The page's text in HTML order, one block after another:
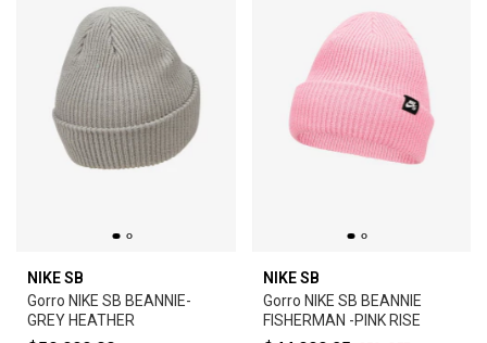
NIKE SB
Gorro NIKE SB BEANNIE-
GREY HEATHER
NIKE SB
Gorro NIKE SB BEANNIE
FISHERMAN -PINK RISE